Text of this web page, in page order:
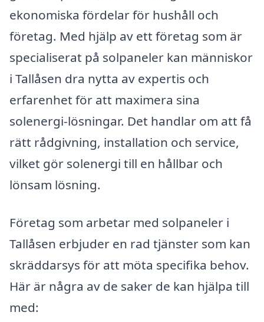
ekonomiska fördelar för hushåll och
företag. Med hjälp av ett företag som är
specialiserat på solpaneler kan människor
i Tallåsen dra nytta av expertis och
erfarenhet för att maximera sina
solenergi-lösningar. Det handlar om att få
rätt rådgivning, installation och service,
vilket gör solenergi till en hållbar och
lönsam lösning.
Företag som arbetar med solpaneler i
Tallåsen erbjuder en rad tjänster som kan
skräddarsys för att möta specifika behov.
Här är några av de saker de kan hjälpa till
med: